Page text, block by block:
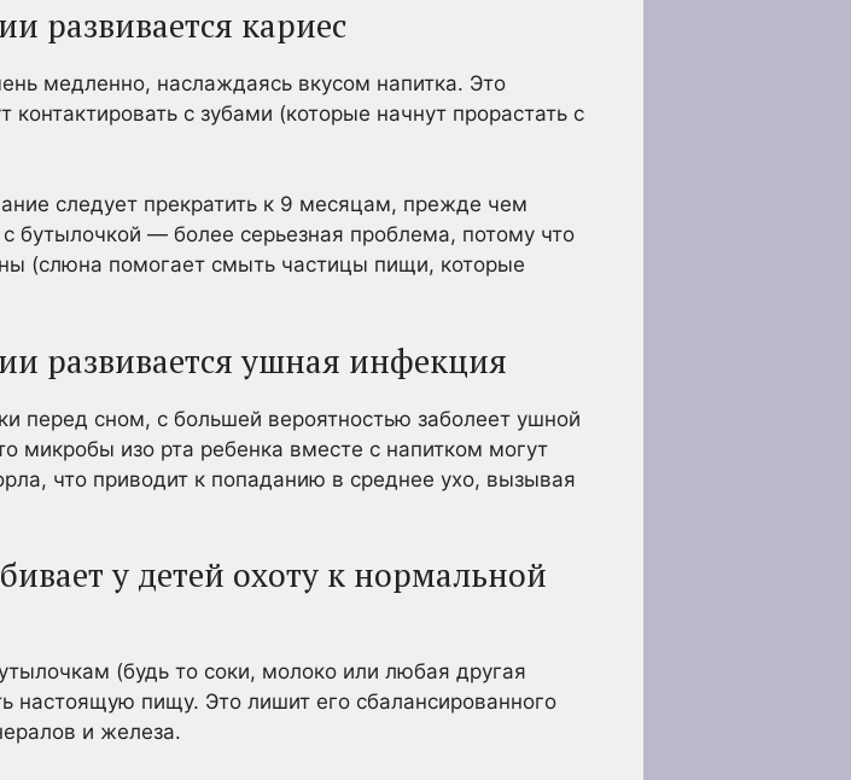
развивается кариес
медленно, наслаждаясь вкусом напитка. Это
с зубами (которые начнут прорастать с
следует прекратить к 9 месяцам, прежде чем
бутылочкой — более серьезная проблема, потому что
(слюна помогает смыть частицы пищи, которые
развивается ушная инфекция
перед сном, с большей вероятностью заболеет ушной
микробы изо рта ребенка вместе с напитком могут
что приводит к попаданию в среднее ухо, вызывая
у детей охоту к нормальной
(будь то соки, молоко или любая другая
настоящую пищу. Это лишит его сбалансированного
и железа.